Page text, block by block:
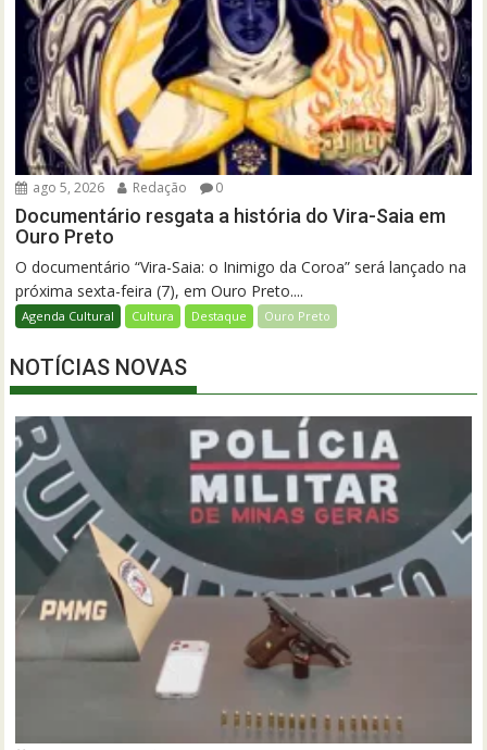
ago 5, 2026 Redação 0
Documentário resgata a história do Vira-Saia em
Ouro Preto
O documentário “Vira-Saia: o Inimigo da Coroa” será lançado na
próxima sexta-feira (7), em Ouro Preto....
Agenda Cultural Cultura Destaque Ouro Preto
NOTÍCIAS NOVAS